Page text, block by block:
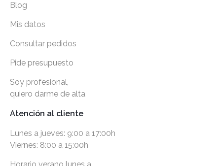
Blog
Mis datos
Consultar pedidos
Pide presupuesto
Soy profesional,
quiero darme de alta
Atención al cliente
Lunes a jueves: 9:00 a 17:00h
Viernes: 8:00 a 15:00h